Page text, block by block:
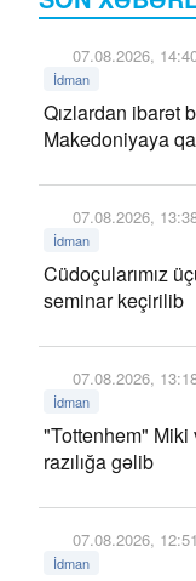
07.08.2026,
İdman
Qızlardan ibarət
Makedoniyaya
07.08.2026,
İdman
Cüdoçularımız
seminar keçirilib
07.08.2026,
İdman
"Tottenhem"
razılığa gəlib
07.08.2026, 12:51
İdman